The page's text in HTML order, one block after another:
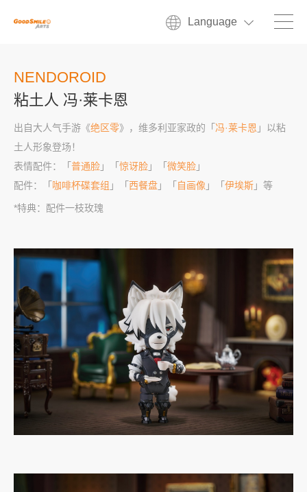
Language
NENDOROID
粘土人 冯·莱卡恩
出自大人气手游《绝区零》，维多利亚家政的「 冯·莱卡恩 」以粘
土人形象登场！
表情配件：「 普通脸 」「 惊讶脸 」「 微笑脸 」
配件：「 咖啡杯碟套组 」「 西餐盘 」「 自画像 」「 伊埃斯 」等
*特典：配件一枝玫瑰